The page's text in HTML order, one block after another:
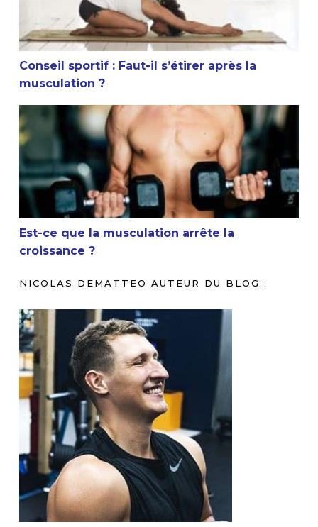
Conseil sportif : Faut-il s’étirer après la
musculation ?
Est-ce que la musculation arrête la croissance ?
Est-ce que la musculation arrête la
croissance ?
NICOLAS DEMATTEO AUTEUR DU BLOG :